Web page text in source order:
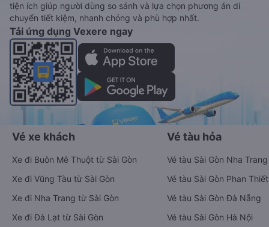
tiện ích giúp người dùng so sánh và lựa chọn phương án di
chuyển tiết kiệm, nhanh chóng và phù hợp nhất.
Tải ứng dụng Vexere ngay
Vé xe khách
Xe đi Buôn Mê Thuột từ Sài Gòn
Xe đi Vũng Tàu từ Sài Gòn
Xe đi Nha Trang từ Sài Gòn
Xe đi Đà Lạt từ Sài Gòn
Vé tàu hỏa
Vé tàu Sài Gòn Nha Trang
Vé tàu Sài Gòn Phan Thiết
Vé tàu Sài Gòn Đà Nẵng
Vé tàu Sài Gòn Hà Nội